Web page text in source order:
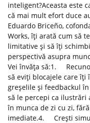
inteligent?Aceasta este
că mai mult efort duce
Eduardo Briceño,
Works, îți arată cum să
limitative și să îți
perspectivă asupra
Vei învăța să:1.
să eviți blocajele care
greșelile și feedbackul
să le percepi ca
în munca de zi cu zi,
imediate.4. Crești